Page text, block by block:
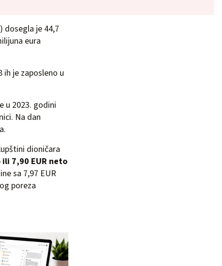
dosegla je 44,7
eura
ih je zaposleno u
u 2023. godini
Na dan
dioničara
7,90 EUR neto
sa 7,97 EUR
poreza